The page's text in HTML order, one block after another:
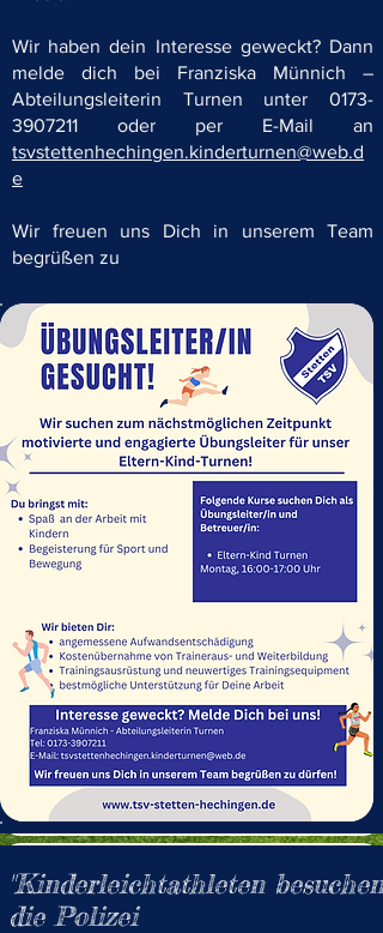
Wir haben dein Interesse geweckt? Dann
melde dich bei Franziska Münnich –
Abteilungsleiterin Turnen unter 0173-
3907211 oder per E-Mail an
tsvstettenhechingen.kinderturnen@web.d
e
Wir freuen uns Dich in unserem Team
begrüßen zu
"Kinderleichtathleten besuchen
die Polizei